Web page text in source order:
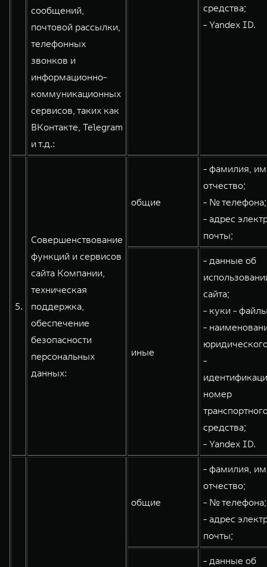
сообщений,
почтовой рассылки,
телефонных
звонков и
информационно-
коммуникационных
сервисов, таких как
ВКонтакте, Telegram
и т.д.:
средства;
- Yandex ID.
5.
Совершенствование
функций и сервисов
сайта Компании,
техническая
поддержка,
обеспечение
безопасности
персональных
данных:
общие
- фамилия,
отчество;
- № телефона;
- адрес
почты;
иные
- данные об
сайта;
- куки -
-
-
номер
средства;
- Yandex ID.
общие
- фамилия,
отчество;
- № телефона;
- адрес
почты;
- данные об